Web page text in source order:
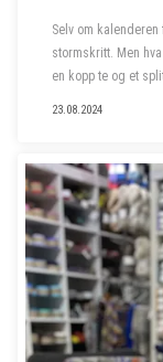
Selv om
stormskritt. Men
en kopp te og et
23.08.2024